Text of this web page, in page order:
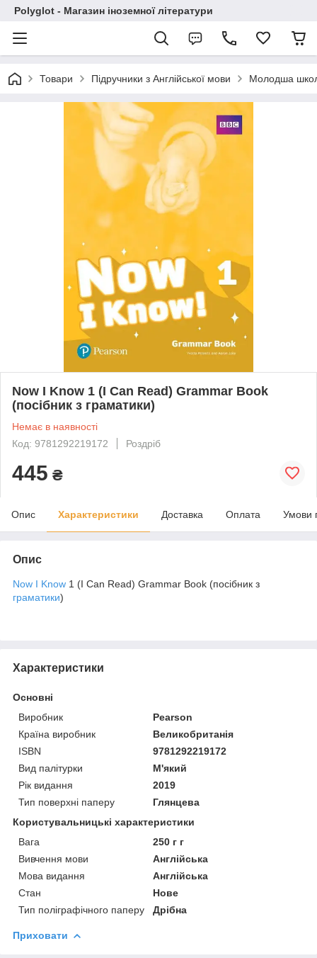
Polyglot - Магазин іноземної літератури
Товари Підручники з Англійської мови Молодша
Now I Know 1 (I Can Read) Grammar Book
(посібник з граматики)
Немає в наявності
Код: 9781292219172
Роздріб
445 ₴
Опис Характеристики Доставка Оплата Умови
Опис
Now I Know 1 (I Can Read) Grammar Book (посібник з
граматики)
Характеристики
Основні
Виробник
Pearson
Країна виробник
Великобританія
ISBN
9781292219172
Вид палітурки
М'який
Рік видання
2019
Тип поверхні паперу
Глянцева
Користувальницькі характеристики
Вага
250 г г
Вивчення мови
Англійська
Мова видання
Англійська
Стан
Нове
Тип поліграфічного паперу
Дрібна
Приховати